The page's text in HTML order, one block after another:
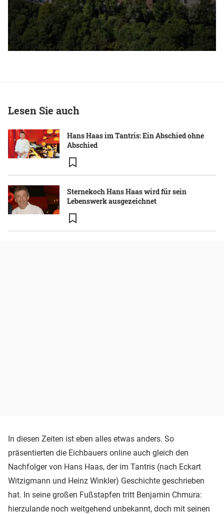
Lesen Sie auch
Hans Haas im Tantris: Ein Abschied ohne
Abschied
Sternekoch Hans Haas wird für sein
Lebenswerk ausgezeichnet
In diesen Zeiten ist eben alles etwas anders. So
präsentierten die Eichbauers online auch gleich den
Nachfolger von Hans Haas, der im Tantris (nach Eckart
Witzigmann und Heinz Winkler) Geschichte geschrieben
hat. In seine großen Fußstapfen tritt Benjamin Chmura:
hierzulande noch weitgehend unbekannt, doch mit seinen